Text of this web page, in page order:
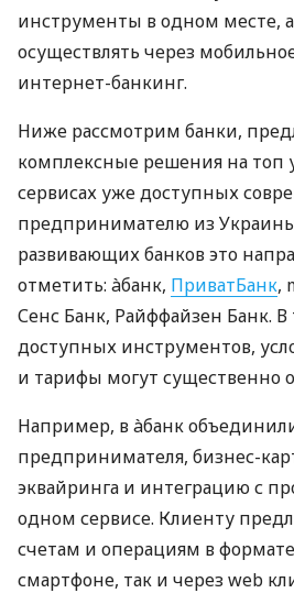
инструменты в одном месте,
осуществлять через
интернет-банкинг.
Ниже рассмотрим банки,
комплексные решения на топ
сервисах уже доступных
предпринимателю из
развивающих банков это
отметить: àбанк, ПриватБанк,
Сенс Банк, Райффайзен Банк.
доступных инструментов,
и тарифы могут существенно
Например, в àбанк
предпринимателя, бизнес-
эквайринга и интеграцию с
одном сервисе. Клиенту
счетам и операциям в
смартфоне, так и через web